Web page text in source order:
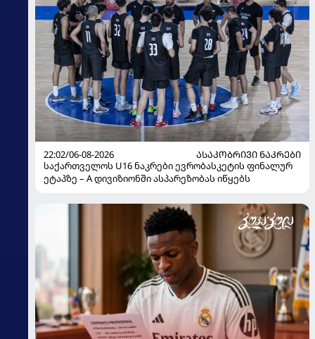
22:02/06-08-2026
ᲐᲡᲐᲙᲝᲑᲠᲘᲕᲘ ᲜᲐᲙᲠᲔᲑᲘ
საქართველოს U16 ნაკრები ევრობასკეტის ფინალურ
ეტაპზე – A დივიზიონში ასპარეზობას იწყებს